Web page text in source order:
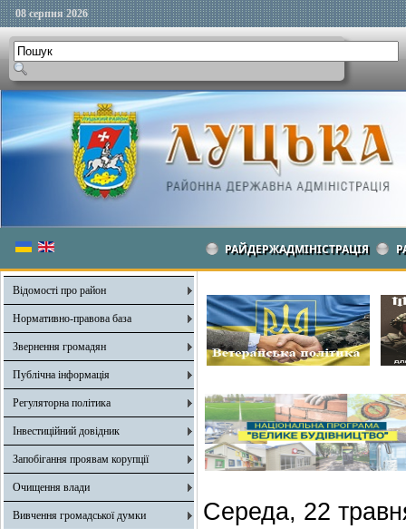
08 серпня 2026
РАЙДЕРЖАДМІНІСТРАЦІЯ
Відомості про район
Нормативно-правова база
Звернення громадян
Публічна інформація
Регуляторна політика
Інвестиційний довідник
Запобігання проявам корупції
Очищення влади
Вивчення громадської думки Середа, 22